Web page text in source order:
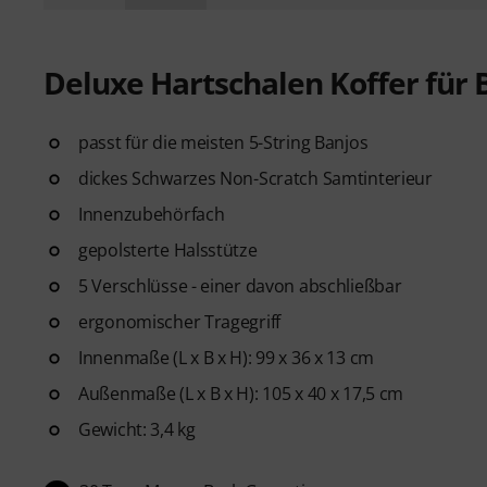
Deluxe Hartschalen Koffer für
passt für die meisten 5-String Banjos
dickes Schwarzes Non-Scratch Samtinterieur
Innenzubehörfach
gepolsterte Halsstütze
5 Verschlüsse - einer davon abschließbar
ergonomischer Tragegriff
Innenmaße (L x B x H): 99 x 36 x 13 cm
Außenmaße (L x B x H): 105 x 40 x 17,5 cm
Gewicht: 3,4 kg